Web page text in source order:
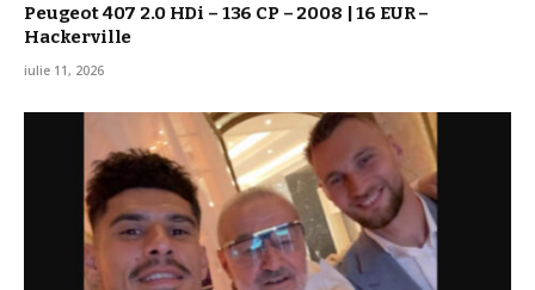
Peugeot 407 2.0 HDi – 136 CP – 2008 | 16 EUR –
Hackerville
iulie 11, 2026